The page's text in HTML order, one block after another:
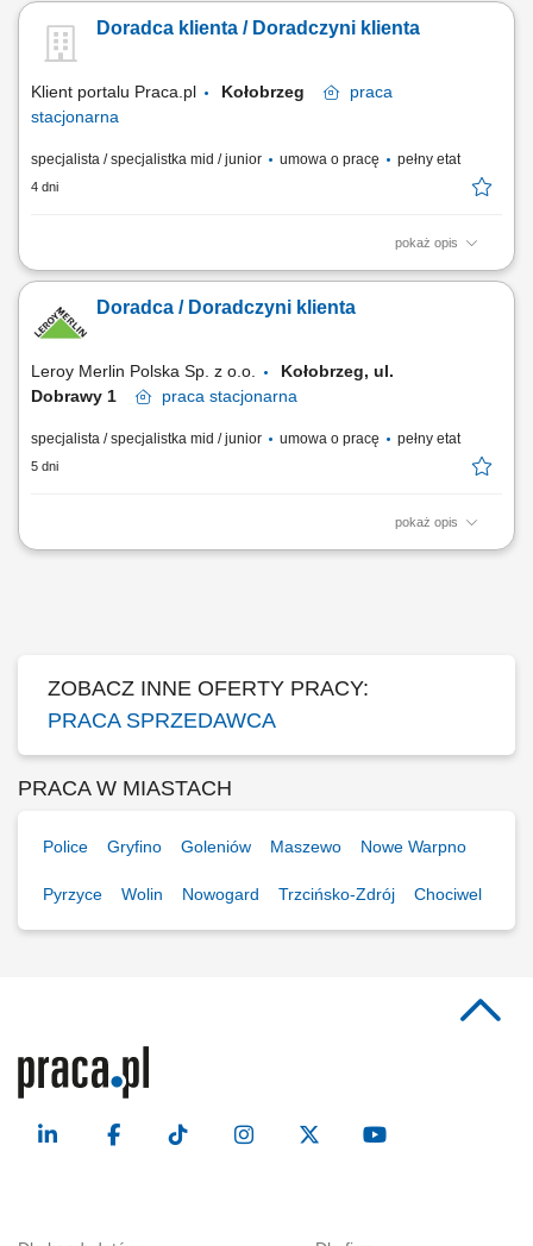
Doradca klienta / Doradczyni klienta
Klient portalu Praca.pl Kołobrzeg
praca
stacjonarna
specjalista / specjalistka mid / junior umowa o pracę pełny etat
4 dni
pokaż opis
Pomoc klientom w wyborze produktów oraz zapewnienie profesjonalnej
Przygotowywanie zamówień i monitorowanie ich realizacji. Dbanie o
prawidłową prezentację produktów oraz dostępność asortymentu.
Doradca / Doradczyni klienta
Leroy Merlin Polska Sp. z o.o.
Kołobrzeg, ul.
Dobrawy 1
praca stacjonarna
specjalista / specjalistka mid / junior umowa o pracę pełny etat
5 dni
pokaż opis
Co będziesz robić? Twój start z Buddym: przez pierwsze 4 miesiące
ZOBACZ INNE OFERTY PRACY:
PRACA SPRZEDAWCA
PRACA W MIASTACH
Police Gryfino Goleniów Maszewo Nowe Warpno
Pyrzyce Wolin Nowogard Trzcińsko-Zdrój Chociwel